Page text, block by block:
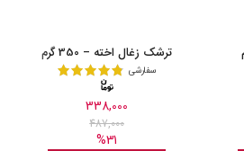
ترشک زغال اخته – 350 گرم
سفارشی
338,000
487,000
%31